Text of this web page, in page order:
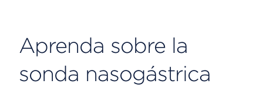
Aprenda sobre la
sonda nasogástrica